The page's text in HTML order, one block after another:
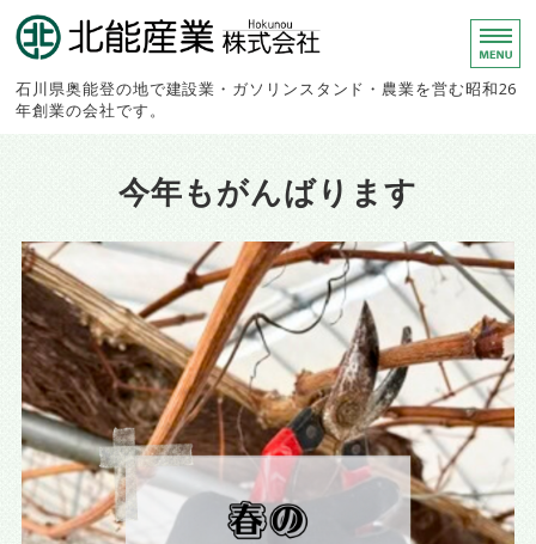
北能産業
石川県奥能登の地で建設業・ガソリンスタンド・農業を営む昭和26
年創業の会社です。
農業生産部
スタンド事業部
会社概要
今年もがんばります